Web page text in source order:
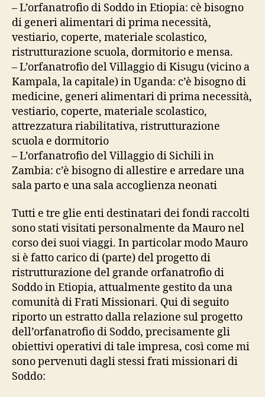
– L’orfanatrofio di Soddo in Etiopia: cè bisogno
di generi alimentari di prima necessità,
vestiario, coperte, materiale scolastico,
ristrutturazione scuola, dormitorio e mensa.
– L’orfanatrofio del Villaggio di Kisugu (vicino a
Kampala, la capitale) in Uganda: c’è bisogno di
medicine, generi alimentari di prima necessità,
vestiario, coperte, materiale scolastico,
attrezzatura riabilitativa, ristrutturazione
scuola e dormitorio
– L’orfanatrofio del Villaggio di Sichili in
Zambia: c’è bisogno di allestire e arredare una
sala parto e una sala accoglienza neonati
Tutti e tre glie enti destinatari dei fondi raccolti
sono stati visitati personalmente da Mauro nel
corso dei suoi viaggi. In particolar modo Mauro
si è fatto carico di (parte) del progetto di
ristrutturazione del grande orfanatrofio di
Soddo in Etiopia, attualmente gestito da una
comunità di Frati Missionari. Qui di seguito
riporto un estratto dalla relazione sul progetto
dell’orfanatrofio di Soddo, precisamente gli
obiettivi operativi di tale impresa, così come mi
sono pervenuti dagli stessi frati missionari di
Soddo: